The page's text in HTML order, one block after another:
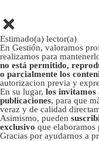
Estimado(a) lector(a)
En Gestión, valoramos
realizamos para
no está permitido,
o parcialmente los
autorizacion previa y
En su lugar, los invitamos
publicaciones, para que
veraz y de calidad
Asimismo, pueden
exclusivo que elaboramos
Gracias por ayudarnos a